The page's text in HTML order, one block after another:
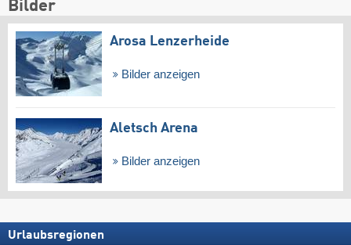
Bilder
Arosa Lenzerheide
Bilder anzeigen
Aletsch Arena
Bilder anzeigen
Urlaubsregionen